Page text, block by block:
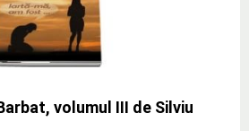
volumul III de Silviu